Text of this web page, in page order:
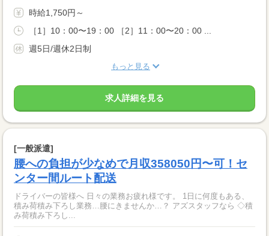
時給1,750円～
［1］10：00〜19：00 ［2］11：00〜20：00 ...
週5日/週休2日制
もっと見る
求人詳細を見る
[一般派遣]
腰への負担が少なめで月収358050円〜可！セ
ンター間ルート配送
ドライバーの皆様へ 日々の業務お疲れ様です。 1日に何度もある、
積み荷積み下ろし業務…腰にきませんか…？ アズスタッフなら ◇積
み荷積み下ろし...